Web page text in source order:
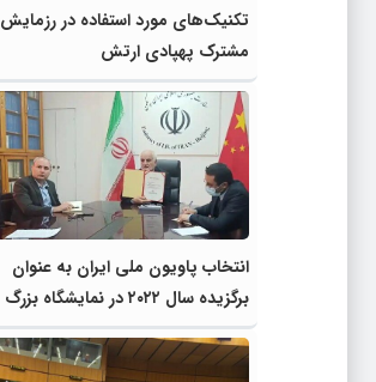
تکنیک‌های مورد استفاده در رزمایش
مشترک پهپادی ارتش
انتخاب پاویون ملی ایران به عنوان
برگزیده سال ۲۰۲۲ در نمایشگاه بزرگ
تجارت خدمات چین